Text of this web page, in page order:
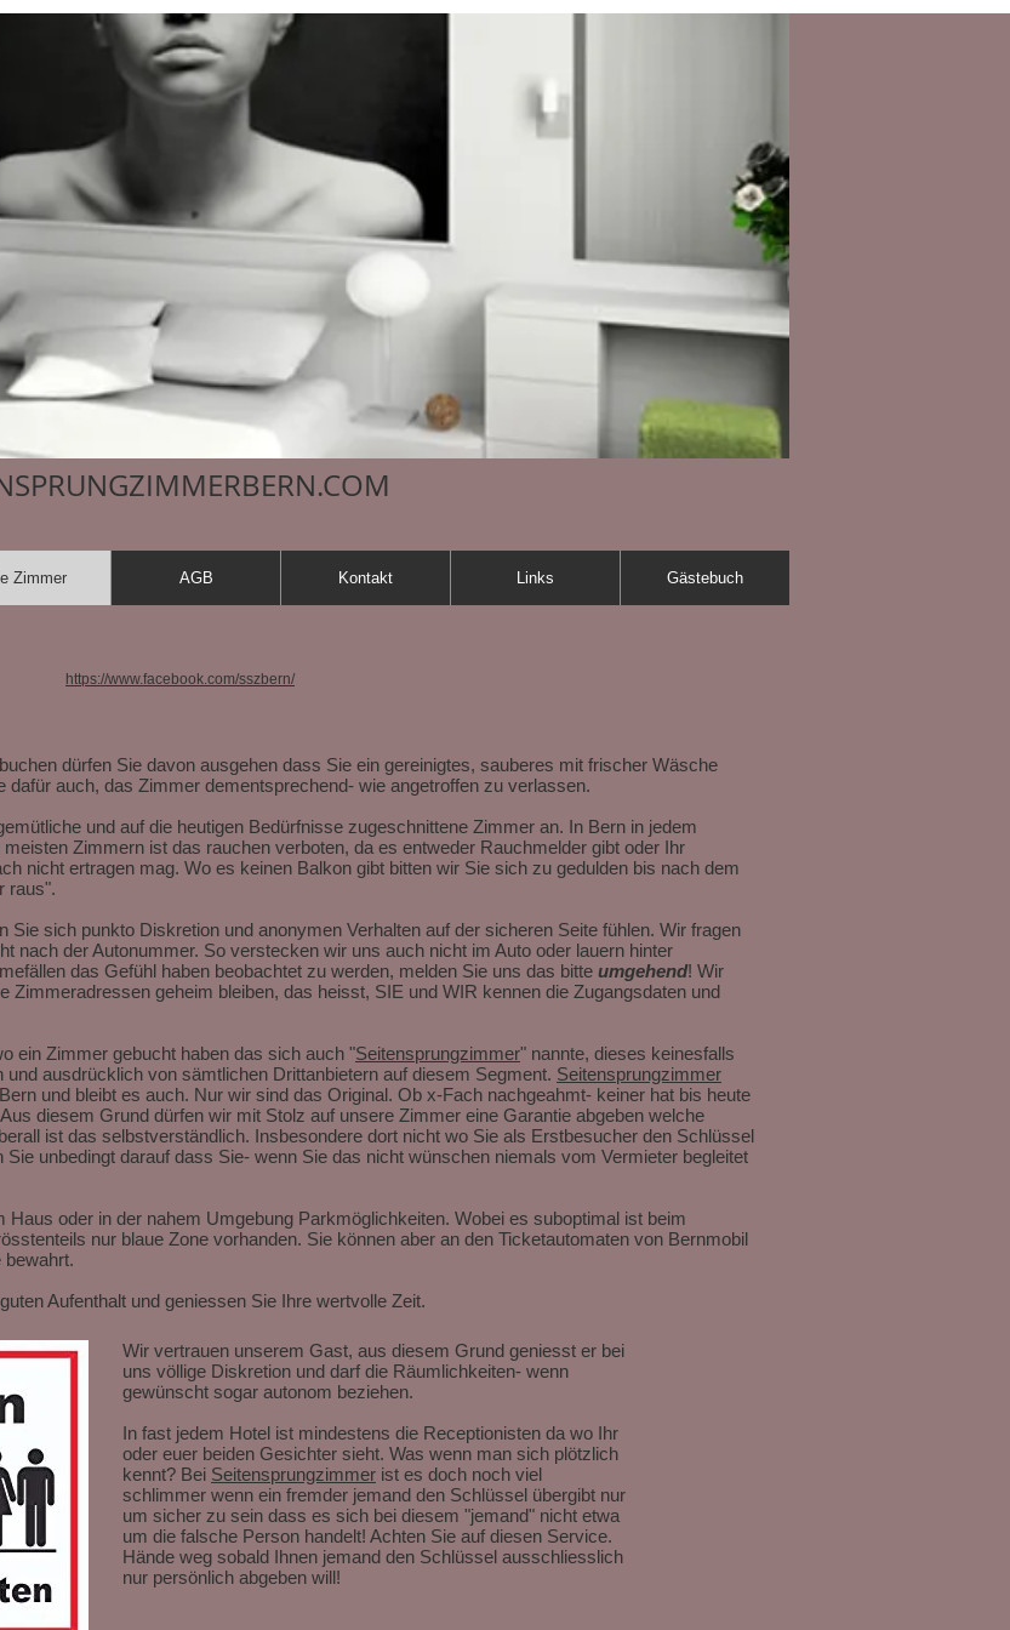
https://www.facebook.com/sszbern/
buchen dürfen Sie davon ausgehen dass Sie ein gereinigtes, sauberes mit frischer Wäsche
auch, das Zimmer dementsprechend- wie angetroffen zu verlassen.
und auf die heutigen Bedürfnisse zugeschnittene Zimmer an. In Bern in jedem
Zimmern ist das rauchen verboten, da es entweder Rauchmelder gibt oder Ihr
nicht ertragen mag. Wo es keinen Balkon gibt bitten wir Sie sich zu gedulden bis nach dem
raus".
Sie sich punkto Diskretion und anonymen Verhalten auf der sicheren Seite fühlen. Wir fragen
nach der Autonummer. So verstecken wir uns auch nicht im Auto oder lauern hinter
das Gefühl haben beobachtet zu werden, melden Sie uns das bitte umgehend! Wir
Zimmeradressen geheim bleiben, das heisst, SIE und WIR kennen die Zugangsdaten und
ein Zimmer gebucht haben das sich auch "Seitensprungzimmer" nannte, dieses keinesfalls
ausdrücklich von sämtlichen Drittanbietern auf diesem Segment. Seitensprungzimmer
und bleibt es auch. Nur wir sind das Original. Ob x-Fach nachgeahmt- keiner hat bis heute
diesem Grund dürfen wir mit Stolz auf unsere Zimmer eine Garantie abgeben welche
ist das selbstverständlich. Insbesondere dort nicht wo Sie als Erstbesucher den Schlüssel
unbedingt darauf dass Sie- wenn Sie das nicht wünschen niemals vom Vermieter begleitet
Haus oder in der nahem Umgebung Parkmöglichkeiten. Wobei es suboptimal ist beim
nur blaue Zone vorhanden. Sie können aber an den Ticketautomaten von Bernmobil
bewahrt.
Aufenthalt und geniessen Sie Ihre wertvolle Zeit.
Wir vertrauen unserem Gast, aus diesem Grund geniesst er bei
uns völlige Diskretion und darf die Räumlichkeiten- wenn
gewünscht sogar autonom beziehen.
In fast jedem Hotel ist mindestens die Receptionisten da wo Ihr
oder euer beiden Gesichter sieht. Was wenn man sich plötzlich
kennt? Bei Seitensprungzimmer ist es doch noch viel
schlimmer wenn ein fremder jemand den Schlüssel übergibt nur
um sicher zu sein dass es sich bei diesem "jemand" nicht etwa
um die falsche Person handelt! Achten Sie auf diesen Service.
Hände weg sobald Ihnen jemand den Schlüssel ausschliesslich
nur persönlich abgeben will!
Zimmer AGB Kontakt Links Gästebuch